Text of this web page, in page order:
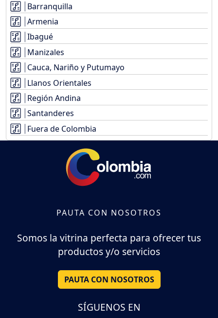
Barranquilla
Armenia
Ibagué
Manizales
Cauca, Nariño y Putumayo
Llanos Orientales
Región Andina
Santanderes
Fuera de Colombia
PAUTA CON NOSOTROS
Somos la vitrina perfecta para ofrecer tus
productos y/o servicios
PAUTA CON NOSOTROS
SÍGUENOS EN